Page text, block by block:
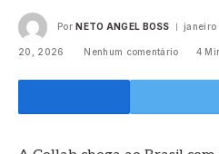
Por NETO ANGEL BOSS
20, 2026 Nenhum comentário 4